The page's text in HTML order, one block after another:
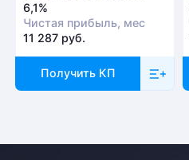
6,1%
Чистая прибыль, мес
11 287 руб.
Получить КП